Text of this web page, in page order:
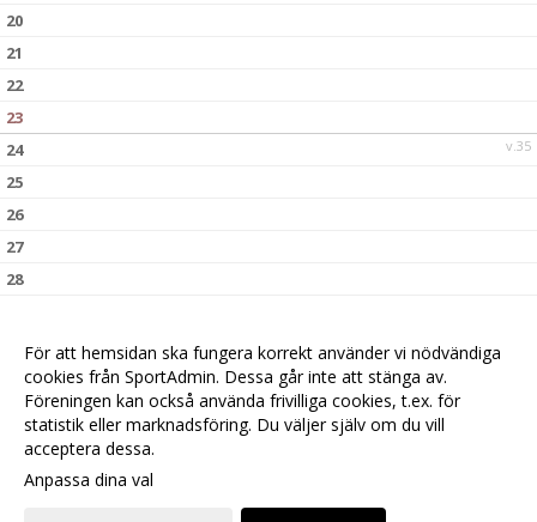
20
21
22
23
v.35
24
25
26
27
28
För att hemsidan ska fungera korrekt använder vi nödvändiga
cookies från SportAdmin. Dessa går inte att stänga av.
Föreningen kan också använda frivilliga cookies, t.ex. för
statistik eller marknadsföring. Du väljer själv om du vill
acceptera dessa.
Anpassa dina val